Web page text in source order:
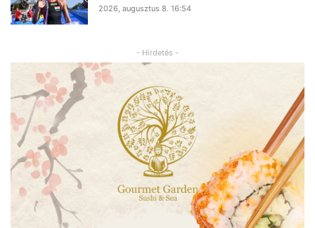
2026, augusztus 8. 16:54
- Hirdetés -